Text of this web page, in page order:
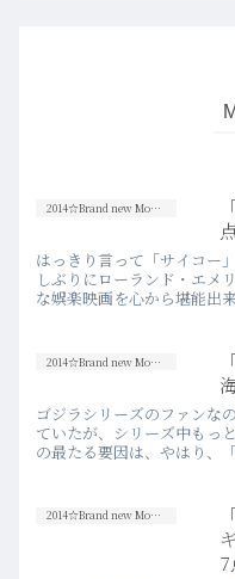
2014☆Brand new Movies
はっきり言って「サイコー
しぶりにローランド・エメ
な娯楽映画を心から堪能出
2014☆Brand new Movies
ゴジラシリーズのファンな
ていたが、シリーズ中もっ
の最たる要因は、やはり、
2014☆Brand new Movies